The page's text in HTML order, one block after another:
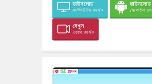
ডাউনলোড
কম্পিউটার ভার্সন
ডাউনলোড
মোবাইল
দেখুন
ওয়েব ভার্সন